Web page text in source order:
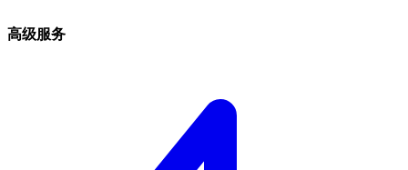
高级服务